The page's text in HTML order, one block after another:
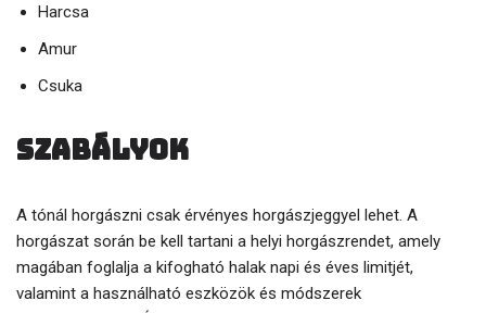
Harcsa
Amur
Csuka
Szabályok
A tónál horgászni csak érvényes horgászjeggyel lehet. A
horgászat során be kell tartani a helyi horgászrendet, amely
magában foglalja a kifogható halak napi és éves limitjét,
valamint a használható eszközök és módszerek